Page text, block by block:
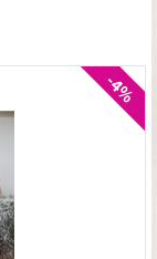
-4%